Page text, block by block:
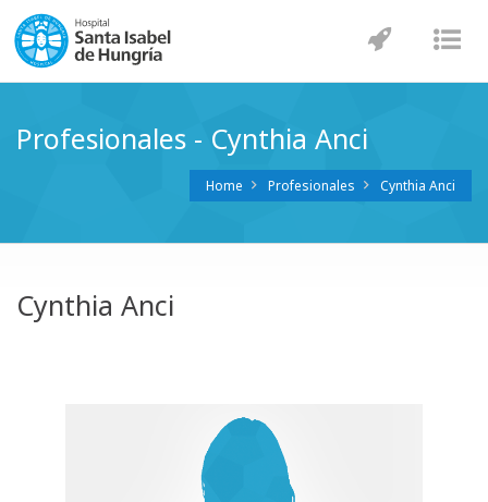
Profesionales - Cynthia Anci
Home Profesionales Cynthia Anci
Cynthia Anci